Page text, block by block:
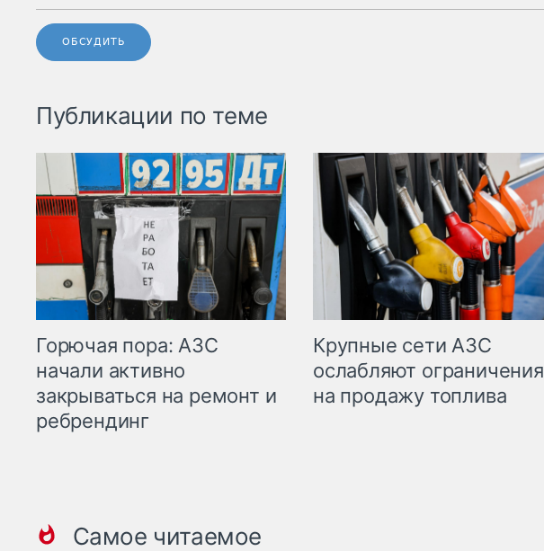
ОБСУДИТЬ
Публикации по теме
Горючая пора: АЗС
начали активно
закрываться на ремонт и
ребрендинг
Крупные сети АЗС
ослабляют ограничения
на продажу топлива
Самое читаемое